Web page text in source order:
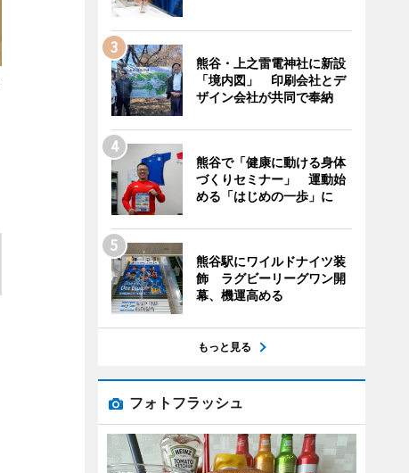
熊谷・上之雷電神社に新設
「境内図」 印刷会社とデ
ザイン会社が共同で奉納
熊谷で「健康に動ける身体
づくりセミナー」 運動始
める「はじめの一歩」に
熊谷駅にワイルドナイツ装
飾 ラグビーリーグワン開
幕、機運高める
もっと見る
フォトフラッシュ